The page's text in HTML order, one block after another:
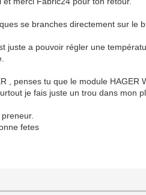
se branches directement sur le
juste a pouvoir régler une
, penses tu que le module
je fais juste un trou dans mon
fetes